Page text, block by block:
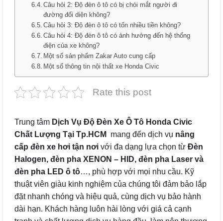
Câu hỏi 2: Độ đèn ô tô có bị chói mắt người đi
đường đối diện không?
Câu hỏi 3: Độ đèn ô tô có tốn nhiều tiền không?
Câu hỏi 4: Độ đèn ô tô có ảnh hưởng đến hệ thống
điện của xe không?
Một số sản phẩm Zakar Auto cung cấp
Một số thông tin nội thất xe Honda Civic
Rate this post
Trung tâm Dịch Vụ Độ Đèn Xe Ô Tô Honda Civic
Chất Lượng Tại Tp.HCM
mang đến dịch vụ nâng
cấp đèn xe hơi tận nơi với đa dạng lựa chọn từ Đèn
Halogen, đèn pha XENON – HID, đèn pha Laser và
đèn pha LED ô tô…, phù hợp với mọi nhu cầu. Kỹ
thuật viên giàu kinh nghiệm của chúng tôi đảm bảo lắp
đặt nhanh chóng và hiệu quả, cùng dịch vụ bảo hành
dài hạn. Khách hàng luôn hài lòng với giá cả cạnh